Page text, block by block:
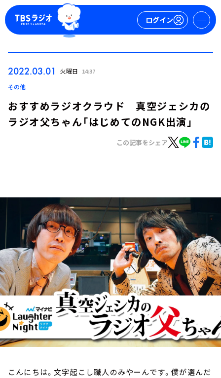
ログイン
トピックス
TBS Podcast
お知らせ
イベント・グッズ
YouTube
会社情報
2022.03.01 火曜日 14:37
その他
おすすめラジオクラウド 真空ジェシカの
ラジオ父ちゃん「はじめてのNGK出演」
この記事をシェア
こんにちは。文字起こし職人のみやーんです。僕が選んだ